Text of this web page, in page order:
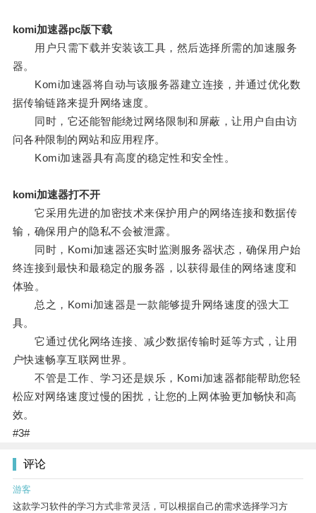
komi加速器pc版下载
用户只需下载并安装该工具，然后选择所需的加速服务
器。
Komi加速器将自动与该服务器建立连接，并通过优化数
据传输链路来提升网络速度。
同时，它还能智能绕过网络限制和屏蔽，让用户自由访
问各种限制的网站和应用程序。
Komi加速器具有高度的稳定性和安全性。
komi加速器打不开
它采用先进的加密技术来保护用户的网络连接和数据传
输，确保用户的隐私不会被泄露。
同时，Komi加速器还实时监测服务器状态，确保用户始
终连接到最快和最稳定的服务器，以获得最佳的网络速度和
体验。
总之，Komi加速器是一款能够提升网络速度的强大工
具。
它通过优化网络连接、减少数据传输时延等方式，让用
户快速畅享互联网世界。
不管是工作、学习还是娱乐，Komi加速器都能帮助您轻
松应对网络速度过慢的困扰，让您的上网体验更加畅快和高
效。
#3#
评论
游客
这款学习软件的学习方式非常灵活，可以根据自己的需求选择学习方